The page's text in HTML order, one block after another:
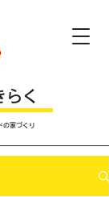
らく
の家づくり